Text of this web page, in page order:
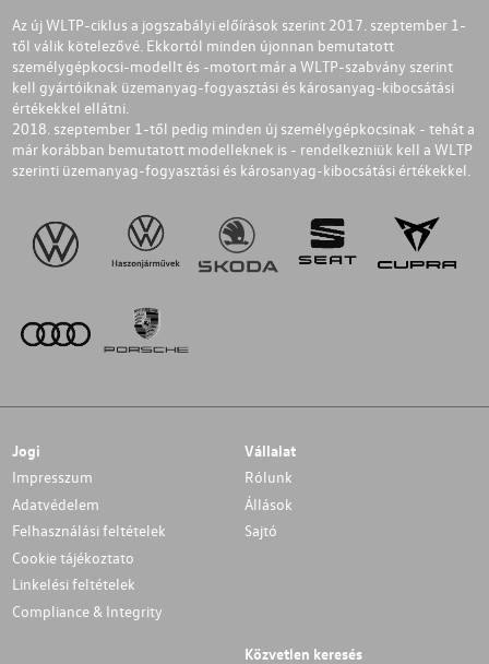
Az új WLTP-ciklus a jogszabályi előírások szerint 2017. szeptember 1-
től válik kötelezővé. Ekkortól minden újonnan bemutatott
személygépkocsi-modellt és -motort már a WLTP-szabvány szerint
kell gyártóiknak üzemanyag-fogyasztási és károsanyag-kibocsátási
értékekkel ellátni.
2018. szeptember 1-től pedig minden új személygépkocsinak - tehát a
már korábban bemutatott modelleknek is - rendelkezniük kell a WLTP
szerinti üzemanyag-fogyasztási és károsanyag-kibocsátási értékekkel.
Jogi
Impresszum
Adatvédelem
Felhasználási feltételek
Cookie tájékoztato
Linkelési feltételek
Compliance & Integrity
Vállalat
Rólunk
Állások
Sajtó
Közvetlen keresés